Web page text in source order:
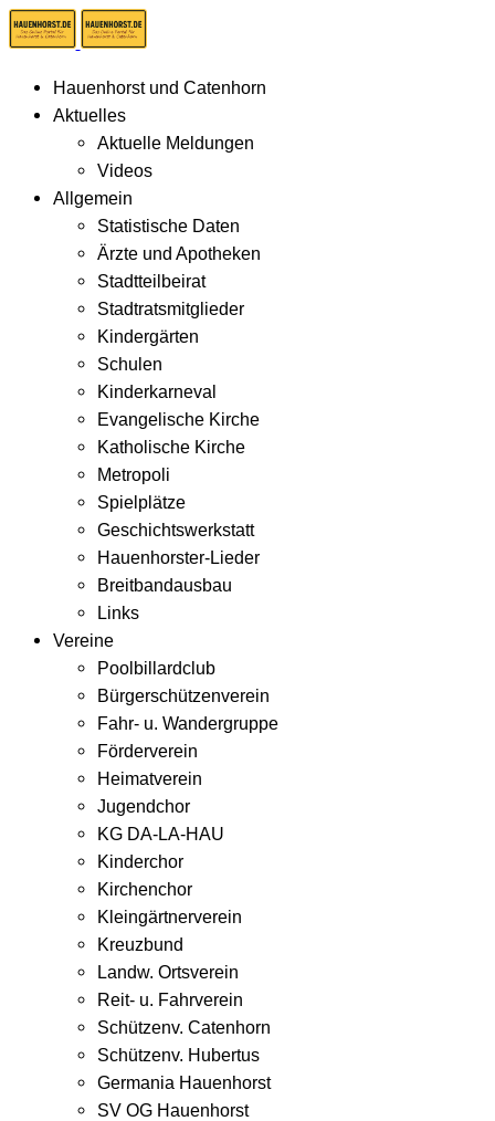
Hauenhorst und Catenhorn
Aktuelles
Aktuelle Meldungen
Videos
Allgemein
Statistische Daten
Ärzte und Apotheken
Stadtteilbeirat
Stadtratsmitglieder
Kindergärten
Schulen
Kinderkarneval
Evangelische Kirche
Katholische Kirche
Metropoli
Spielplätze
Geschichtswerkstatt
Hauenhorster-Lieder
Breitbandausbau
Links
Vereine
Poolbillardclub
Bürgerschützenverein
Fahr- u. Wandergruppe
Förderverein
Heimatverein
Jugendchor
KG DA-LA-HAU
Kinderchor
Kirchenchor
Kleingärtnerverein
Kreuzbund
Landw. Ortsverein
Reit- u. Fahrverein
Schützenv. Catenhorn
Schützenv. Hubertus
Germania Hauenhorst
SV OG Hauenhorst